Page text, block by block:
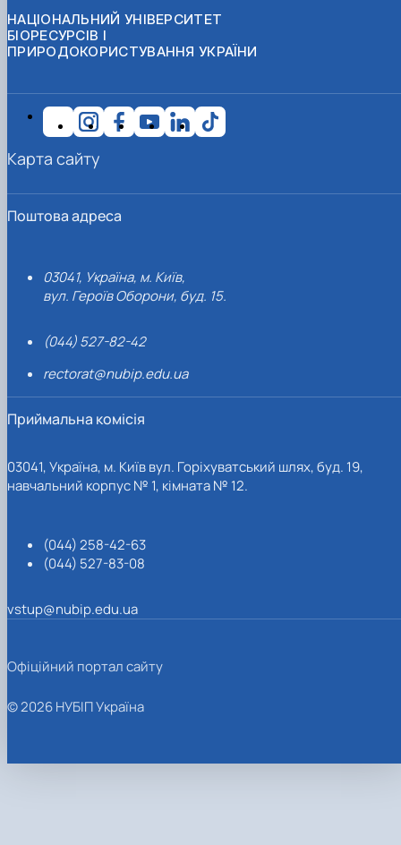
НАЦІОНАЛЬНИЙ УНІВЕРСИТЕТ
БІОРЕСУРСІВ І
ПРИРОДОКОРИСТУВАННЯ УКРАЇНИ
Поштова адреса
03041, Україна, м. Київ,
вул. Героїв Оборони, буд. 15.
(044) 527-82-42
rectorat@nubip.edu.ua
Приймальна комісія
03041, Україна, м. Київ вул. Горіхуватський шлях, буд. 19,
навчальний корпус № 1, кімната № 12.
(044) 258-42-63
(044) 527-83-08
vstup@nubip.edu.ua
Карта сайту
Офіційний портал сайту
© 2026 НУБІП Україна